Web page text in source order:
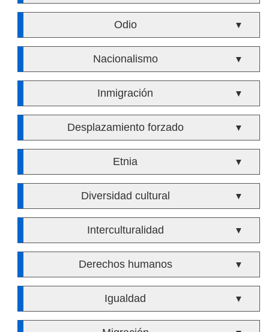
Odio ▼
Nacionalismo ▼
Inmigración ▼
Desplazamiento forzado ▼
Etnia ▼
Diversidad cultural ▼
Interculturalidad ▼
Derechos humanos ▼
Igualdad ▼